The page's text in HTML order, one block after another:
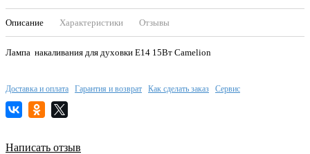
Описание Характеристики Отзывы
Лампа накаливания для духовки E14 15Вт Camelion
Доставка и оплата Гарантия и возврат Как сделать заказ Сервис
Написать отзыв